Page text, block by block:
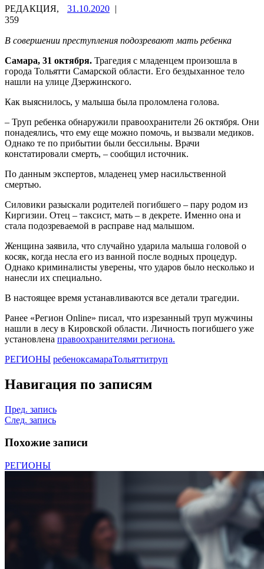
РЕДАКЦИЯ, 31.10.2020 |
359
В совершении преступления подозревают мать ребенка
Самара, 31 октября. Трагедия с младенцем произошла в
города Тольятти Самарской области. Его бездыханное тело
нашли на улице Дзержинского.
Как выяснилось, у малыша была проломлена голова.
– Труп ребенка обнаружили правоохранители 26 октября. Они
понадеялись, что ему еще можно помочь, и вызвали медиков.
Однако те по прибытии были бессильны. Врачи
констатировали смерть, – сообщил источник.
По данным экспертов, младенец умер насильственной
смертью.
Силовики разыскали родителей погибшего – пару родом из
Киргизии. Отец – таксист, мать – в декрете. Именно она и
стала подозреваемой в расправе над малышом.
Женщина заявила, что случайно ударила малыша головой о
косяк, когда несла его из ванной после водных процедур.
Однако криминалисты уверены, что ударов было несколько и
нанесли их специально.
В настоящее время устанавливаются все детали трагедии.
Ранее «Регион Online» писал, что изрезанный труп мужчины
нашли в лесу в Кировской области. Личность погибшего уже
установлена правоохранителями региона.
РЕГИОНЫ ребеноксамараТольяттитруп
Навигация по записям
Пред. запись
След. запись
Похожие записи
РЕГИОНЫ